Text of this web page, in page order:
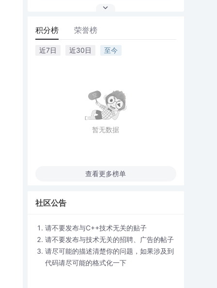
积分榜 荣誉榜
近7日 近30日 至今
暂无数据
查看更多榜单
社区公告
请不要发布与C++技术无关的贴子
请不要发布与技术无关的招聘、广告的帖子
请尽可能的描述清楚你的问题，如果涉及到
代码请尽可能的格式化一下